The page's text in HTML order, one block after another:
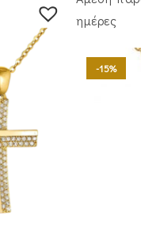
ημέρες
-15%